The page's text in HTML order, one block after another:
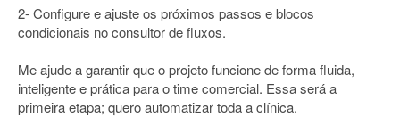
2- Configure e ajuste os próximos passos e blocos
condicionais no consultor de fluxos.
Me ajude a garantir que o projeto funcione de forma fluida,
inteligente e prática para o time comercial. Essa será a
primeira etapa; quero automatizar toda a clínica.